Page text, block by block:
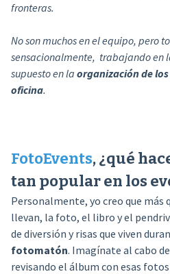
fronteras.
No son muchos en el equipo, pero
sensacionalmente, trabajando en
supuesto en la organización de
oficina.
FotoEvents, ¿qué
tan popular en los
Personalmente, yo creo que más
llevan, la foto, el libro y el
de diversión y risas que viven
fotomatón. Imagínate al cabo
revisando el álbum con esas